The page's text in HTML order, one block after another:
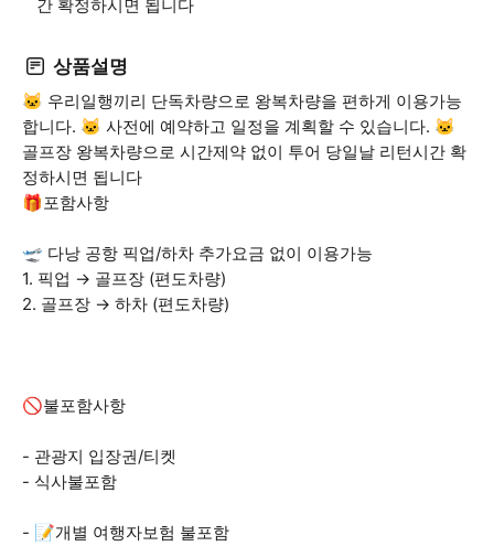
간 확정하시면 됩니다
상품설명
🐱 우리일행끼리 단독차량으로 왕복차량을 편하게 이용가능
합니다. 🐱 사전에 예약하고 일정을 계획할 수 있습니다. 🐱
골프장 왕복차량으로 시간제약 없이 투어 당일날 리턴시간 확
정하시면 됩니다
🎁포함사항
🛫 다낭 공항 픽업/하차 추가요금 없이 이용가능
1. 픽업 → 골프장 (편도차량)
2. 골프장 → 하차 (편도차량)
🚫불포함사항
- 관광지 입장권/티켓
- 식사불포함
- 📝개별 여행자보험 불포함